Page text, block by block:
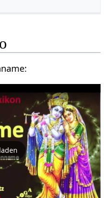
Vortragsvideo über Eigenname‏‎: